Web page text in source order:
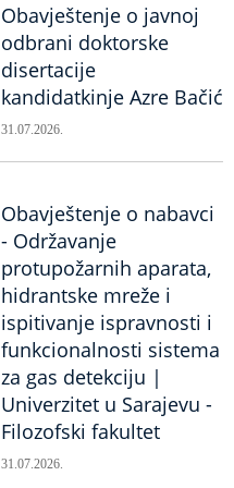
Obavještenje o javnoj
odbrani doktorske
disertacije
kandidatkinje Azre Bačić
31.07.2026.
Obavještenje o nabavci
- Održavanje
protupožarnih aparata,
hidrantske mreže i
ispitivanje ispravnosti i
funkcionalnosti sistema
za gas detekciju |
Univerzitet u Sarajevu -
Filozofski fakultet
31.07.2026.